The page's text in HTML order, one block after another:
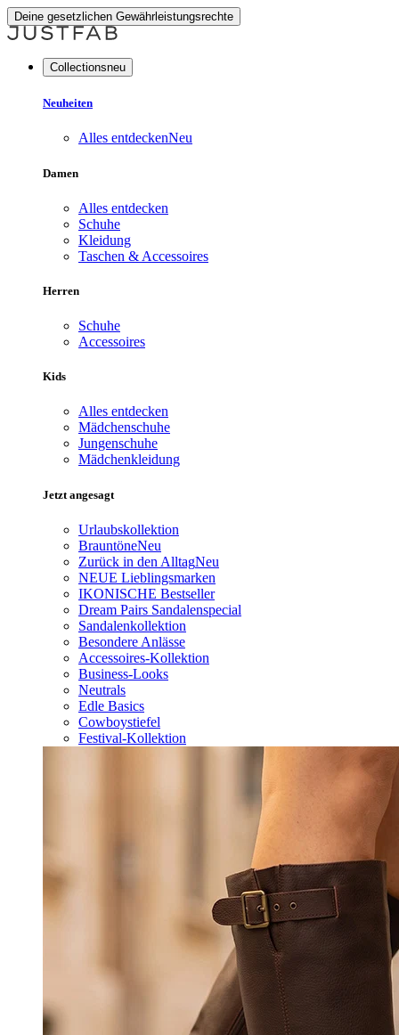
Deine gesetzlichen Gewährleistungsrechte
Collectionsneu
Neuheiten
Alles entdeckenNeu
Damen
Alles entdecken
Schuhe
Kleidung
Taschen & Accessoires
Herren
Schuhe
Accessoires
Kids
Alles entdecken
Mädchenschuhe
Jungenschuhe
Mädchenkleidung
Jetzt angesagt
Urlaubskollektion
BrauntöneNeu
Zurück in den AlltagNeu
NEUE Lieblingsmarken
IKONISCHE Bestseller
Dream Pairs Sandalenspecial
Sandalenkollektion
Besondere Anlässe
Accessoires-Kollektion
Business-Looks
Neutrals
Edle Basics
Cowboystiefel
Festival-Kollektion